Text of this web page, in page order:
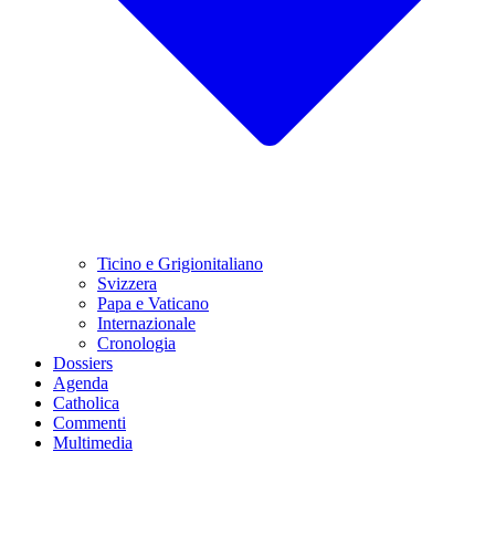
Ticino e Grigionitaliano
Svizzera
Papa e Vaticano
Internazionale
Cronologia
Dossiers
Agenda
Catholica
Commenti
Multimedia